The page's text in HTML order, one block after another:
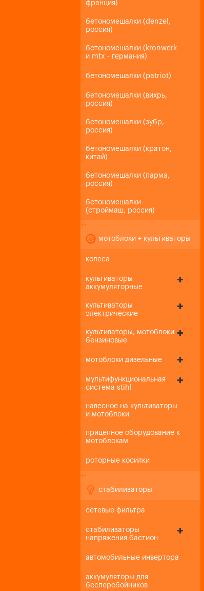
франция)
бетономешалки (denzel,
россия)
бетономешалки (kronwerk
и mtx - германия)
бетономешалки (patriot)
бетономешалки (вихрь,
россия)
бетономешалки (зубр,
россия)
бетономешалки (кратон,
китай)
бетономешалки (парма,
россия)
бетономешалки
(строймаш, россия)
+-
мотоблоки + культиваторы
колеса
культиваторы
аккумуляторные
культиваторы
электрические
культиваторы, мотоблоки
бензиновые
мотоблоки дизельные
мультифункциональная
система stihl
навесное на культиваторы
и мотоблоки
прицепное оборудование к
мотоблокам
роторные косилки
+-
стабилизаторы
сетевые фильтра
стабилизаторы
напряжения бастион
автомобильные инвертора
аккумуляторы для
бесперебойников